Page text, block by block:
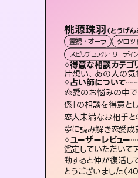
桃源珠羽（とうげ
霊視・オーラ
タロッ
スピリチュアル・リーディ
得意な相談カテゴ
片想い、あの人の
占い師について
恋愛のお悩みの中
係」の相談を得意と
恋人未満なお相手
寧に読み解き恋愛成
ユーザーレビュー
鑑定していただいて
動すると仲が復活し
とうございました（
セラピスト
霊視・オーラ
スピリチュアル・リー
得意な相談カ
片想い、二人
占い師につい
連絡再開、復縁
多数。セラピス
験があるからこ
い未来をサポー
ユーザーレビ
とても心温まる
らは何も言って
しゃるんだなと
未来視
霊視・オー
スピリチュア
得意な相
出逢い、
占い師に
未来には何
ます。不安
たの素敵な
選択できる
ユーザー
職場の人の
本当によく視
打てて前向
ア西洋占
ルーン
得意
恋愛総
占い
復縁、恋愛、不倫の行方、同性愛や片思
ユーザ
安心感の
さない鑑
持ちを整
霊
オ
得
恋愛
占
霊視×
「未
ち」
ントを
ユー
不安な
た…！よ
感じま
霊
ス
片占
占術
かう
体的
ユー
複雑な
いただ
た（50